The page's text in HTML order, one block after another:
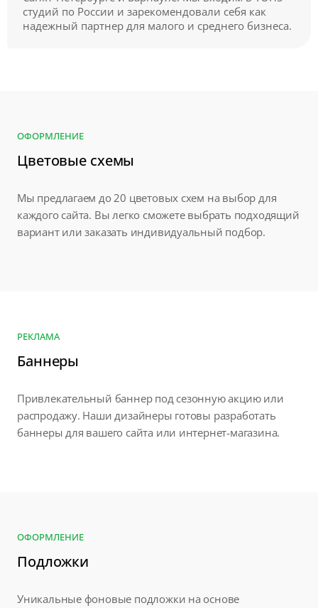
студий по России и зарекомендовали себя как
надежный партнер для малого и среднего бизнеса.
ОФОРМЛЕНИЕ
Цветовые схемы
Мы предлагаем до 20 цветовых схем на выбор для
каждого сайта. Вы легко сможете выбрать подходящий
вариант или заказать индивидуальный подбор.
РЕКЛАМА
Баннеры
Привлекательный баннер под сезонную акцию или
распродажу. Наши дизайнеры готовы разработать
баннеры для вашего сайта или интернет-магазина.
ОФОРМЛЕНИЕ
Подложки
Уникальные фоновые подложки на основе